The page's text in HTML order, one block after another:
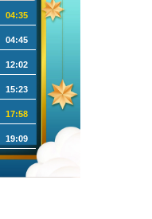
04:35
04:45
12:02
15:23
17:58
19:09